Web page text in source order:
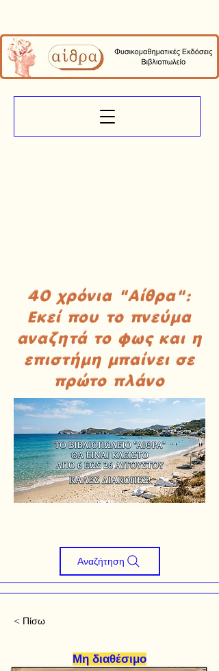
40 χρόνια "Αίθρα":
Εκεί που το πνεύμα
αναζητά το φως και η
επιστήμη μπαίνει σε
πρώτο πλάνο
Αναζήτηση
< Πίσω
Μη διαθέσιμο